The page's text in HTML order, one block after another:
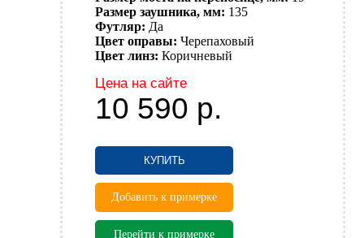
Размер заушника, мм: 135
Футляр: Да
Цвет оправы: Черепаховый
Цвет линз: Коричневый
Цена на сайте
10 590 р.
КУПИТЬ
Добавить к примерке
Перейти к примерке